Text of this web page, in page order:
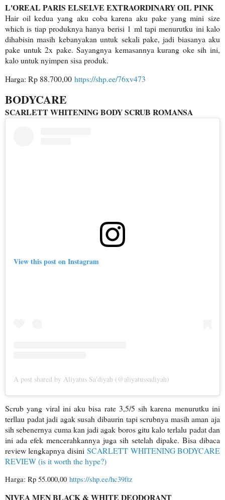
L'OREAL PARIS ELSELVE EXTRAORDINARY OIL PINK
Hair oil kedua yang aku coba karena aku pake yang mini size
which is tiap produknya hanya berisi 1 ml tapi menurutku ini kalo
dihabisin masih kebanyakan untuk sekali pake, jadi biasanya aku
pake untuk 2x pake. Sayangnya kemasannya kurang oke sih ini,
kalo untuk nyimpen sisa produk.
Harga: Rp 88.700,00 https://shp.ee/76xv473
BODYCARE
SCARLETT WHITENING BODY SCRUB ROMANSA
View this post on Instagram
A post shared by Aliyatus Sa'diyah (@aliyatussadiyah)
Scrub yang viral ini aku bisa rate 3,5/5 sih karena menurutku ini
terllau padat jadi agak susah dibaurin tapi scrubnya masih aman aja
sih sebenernya cuma kan jadi agak boros gitu kalo terlalu padat dan
ini ada efek mencerahkannya juga sih setelah dipake. Bisa dibaca
review lengkapnya disiniSCARLETT WHITENING BODYCARE
REVIEW (is it worth the hype?)
Harga: Rp 55.000,00 https://shp.ee/hc39ftz
NIVEA MEN BLACK & WHITE DEODORANT